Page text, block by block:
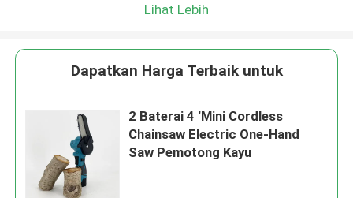
Lihat Lebih
Dapatkan Harga Terbaik untuk
2 Baterai 4 'Mini Cordless
Chainsaw Electric One-Hand
Saw Pemotong Kayu